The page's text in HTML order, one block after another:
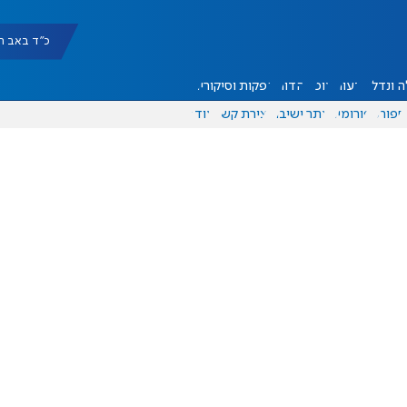
כ"ד באב תשפ"ו
ונדל"ן דעות אוכל יהדות הפקות וסיקורים
ספורט פורומים אתר ישיבה יצירת קשר עוד